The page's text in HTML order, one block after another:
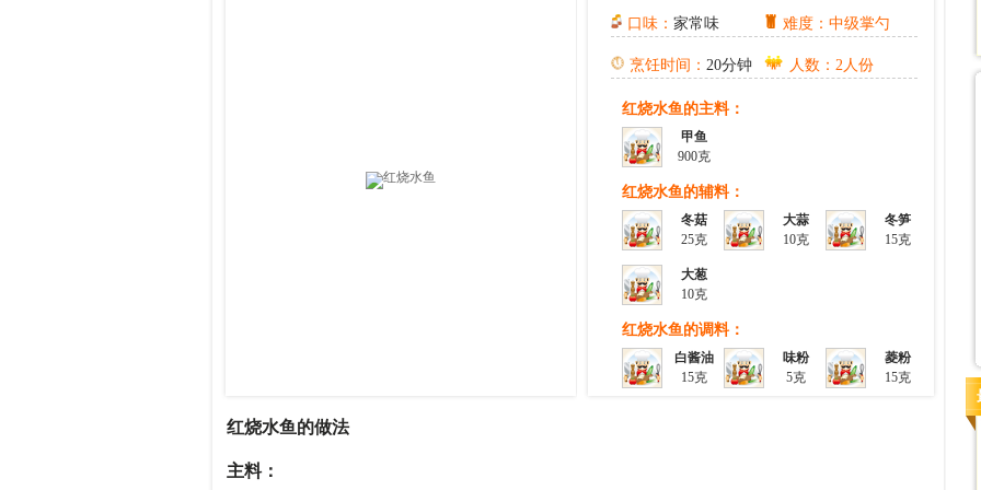
口味： 家常味 难度：中级掌勺
烹饪时间： 20分钟 人数：2人份
红烧水鱼的主料：
甲鱼
900克
红烧水鱼的辅料：
冬菇
25克
大蒜
10克
冬笋
15克
大葱
10克
红烧水鱼的调料：
白酱油
15克
味粉
5克
菱粉
15克
红烧水鱼的做法
主料：